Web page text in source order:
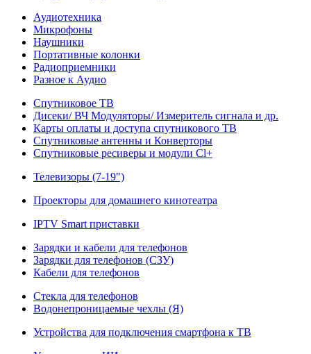
Аудиотехника
Микрофоны
Наушники
Портативные колонки
Радиоприемники
Разное к Аудио
Спутниковое ТВ
Дисеки/ ВЧ Модуляторы/ Измеритель сигнала и др.
Карты оплаты и доступа спутникового ТВ
Спутниковые антенны и Конверторы
Спутниковые ресиверы и модули Cl+
Телевизоры (7-19")
Проекторы для домашнего кинотеатра
IPTV Smart приставки
Зарядки и кабели для телефонов
Зарядки для телефонов (СЗУ)
Кабели для телефонов
Стекла для телефонов
Водонепроницаемые чехлы (Я)
Устройства для подключения смартфона к ТВ